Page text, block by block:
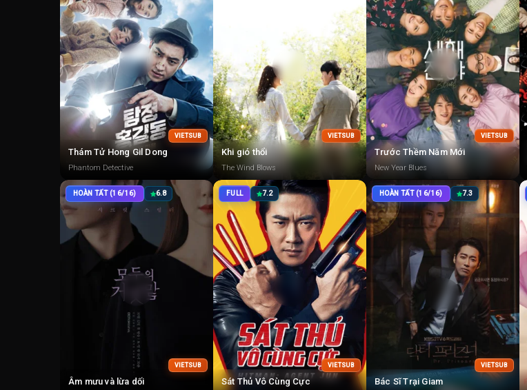
VIETSUB
Thám Tử Hong Gil Dong
Phantom Detective
VIETSUB
Khi gió thổi
The Wind Blows
VIETSUB
Trước Thềm Năm Mới
New Year Blues
HOÀN TẤT (16/16) 6.8
VIETSUB
Âm mưu và lừa dối
FULL 7.2
VIETSUB
Sát Thủ Vô Cùng Cực
HOÀN TẤT (16/16) 7.3
VIETSUB
Bác Sĩ Trại Giam